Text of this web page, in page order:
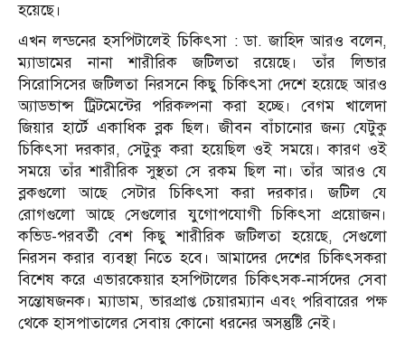
হয়েছে।
এখন লন্ডনের হসপিটালেই চিকিৎসা : ডা. জাহিদ আরও বলেন,
ম্যাডামের নানা শারীরিক জটিলতা রয়েছে। তাঁর লিভার
সিরোসিসের জটিলতা নিরসনে কিছু চিকিৎসা দেশে হয়েছে আরও
অ্যাডভান্স ট্রিটমেন্টের পরিকল্পনা করা হচ্ছে। বেগম খালেদা
জিয়ার হার্টে একাধিক ব্লক ছিল। জীবন বাঁচানোর জন্য যেটুকু
চিকিৎসা দরকার, সেটুকু করা হয়েছিল ওই সময়ে। কারণ ওই
সময়ে তাঁর শারীরিক সুস্থতা সে রকম ছিল না। তাঁর আরও যে
ব্লকগুলো আছে সেটার চিকিৎসা করা দরকার। জটিল যে
রোগগুলো আছে সেগুলোর যুগোপযোগী চিকিৎসা প্রয়োজন।
কভিড-পরবর্তী বেশ কিছু শারীরিক জটিলতা হয়েছে, সেগুলো
নিরসন করার ব্যবস্থা নিতে হবে। আমাদের দেশের চিকিৎসকরা
বিশেষ করে এভারকেয়ার হসপিটালের চিকিৎসক-নার্সদের সেবা
সন্তোষজনক। ম্যাডাম, ভারপ্রাপ্ত চেয়ারম্যান এবং পরিবারের পক্ষ
থেকে হাসপাতালের সেবায় কোনো ধরনের অসন্তুষ্টি নেই।